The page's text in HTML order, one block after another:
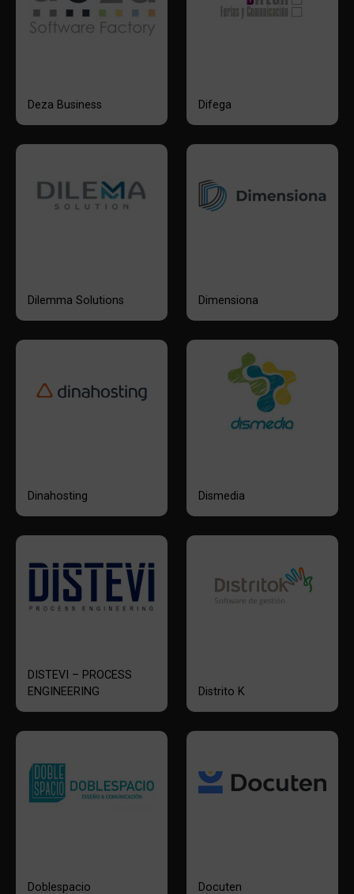
Deza Business Difega
Dilemma Solutions Dimensiona
Dinahosting Dismedia
DISTEVI – PROCESS
ENGINEERING
Distrito K
Doblespacio Docuten